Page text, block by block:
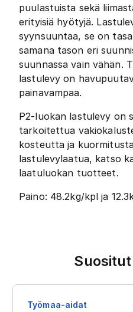
puulastuista sekä
erityisiä hyötyjä.
syynsuuntaa, se on
samana tason eri
suunnassa vain vähän.
lastulevy on
painavampaa.
P2-luokan lastulevy on
tarkoitettua
kosteutta ja
lastulevylaatua, katso
laatuluokan tuotteet.
Paino: 48.2kg/kpl ja
Työmaa-aidat